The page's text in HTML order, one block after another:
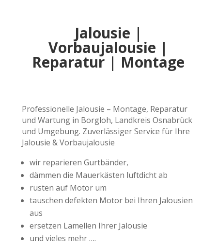
Jalousie |
Vorbaujalousie |
Reparatur | Montage
Professionelle Jalousie – Montage, Reparatur
und Wartung in Borgloh, Landkreis Osnabrück
und Umgebung. Zuverlässiger Service für Ihre
Jalousie & Vorbaujalousie
wir reparieren Gurtbänder,
dämmen die Mauerkästen luftdicht ab
rüsten auf Motor um
tauschen defekten Motor bei Ihren Jalousien
aus
ersetzen Lamellen Ihrer Jalousie
und vieles mehr ….